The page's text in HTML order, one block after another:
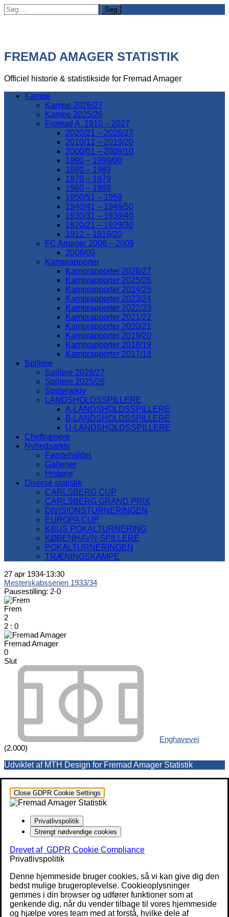
Søg
efter:
FREMAD AMAGER STATISTIK
Officiel historie & statistikside for Fremad Amager
Kampe
Kampe 2026/27
Kampe 2025/26
Fremad A. 1910 – 2027
2020/21 – 2026/27
2010/11 – 2019/20
2000/01 – 2009/10
1990 – 1999/00
1980 – 1989
1970 – 1979
1960 – 1969
1950/51 – 1959
1940/41 – 1949/50
1930/31 – 1939/40
1920/21 – 1929/30
1912 – 1919/20
FC Amager 2008 – 2009
2008/09
Kamprapporter
Kamprapporter 2026/27
Kamprapporter 2025/26
Kamprapporter 2024/25
Kamprapporter 2023/24
Kamprapporter 2022/23
Kamprapporter 2021/22
Kamprapporter 2020/21
Kamprapporter 2019/20
Kamprapporter 2018/19
Kamprapporter 2017/18
Spillere
Spillere 2026/27
Spillere 2025/26
Spillerarkiv
LANDSHOLDSSPILLERE
A-LANDSHOLDSSPILLERE
B-LANDSHOLDSSPILLERE
U-LANDSHOLDSSPILLERE
Cheftrænere
Nyhedsarkiv
Førsteholdet
Gallerier
Historie
Diverse statistik
CARLSBERG CUP
CARLSBERG GRAND PRIX
DIVISIONSTURNERINGEN
EUROPA CUP
KBUS POKALTURNERING
KØBENHAVN-SPILLERE
POKALTURNERINGEN
TRÆNINGSKAMPE
27 apr 1934-13:30
Mesterskabsserien 1933/34
Pausestilling: 2-0
Frem
2
2 : 0
Fremad Amager
0
Slut
Enghavevej
(2.000)
Udviklet af MTH Design for Fremad Amager Statistik
Close GDPR Cookie Settings
Privatlivspolitik
Strengt nødvendige cookies
Drevet af GDPR Cookie Compliance
Privatlivspolitik
Denne hjemmeside bruger cookies, så vi kan give dig den
bedst mulige brugeroplevelse. Cookieoplysninger
gemmes i din browser og udfører funktioner som at
genkende dig, når du vender tilbage til vores hjemmeside
og hjælpe vores team med at forstå, hvilke dele af